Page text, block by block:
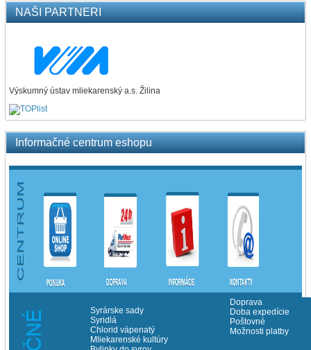
NAŠI PARTNERI
Výskumný ústav mliekarenský a.s. Žilina
Informačné centrum eshopu
Syrárske sady
Syridlá
Chlorid vápenatý
Mliekarenské kultúry
Doprava
Doba expedície
Poštovné
Možnosti platby